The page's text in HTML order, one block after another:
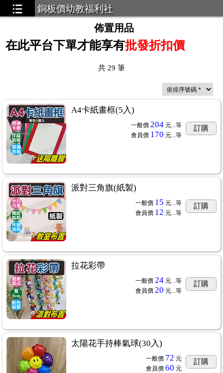
銅板價幼教福利社
佈置用品
在此平台下單才能享有批發折扣價
共 29 筆
A4卡紙畫框(5入)
一般價 204 元...等
會員價 170 元...等
訂購
派對三角旗(紙製)
一般價 15 元...等
會員價 12 元...等
訂購
拉花彩帶
一般價 24 元...等
會員價 20 元...等
訂購
太陽花手持棒氣球(30入)
一般價 72 元
會員價 60 元
訂購